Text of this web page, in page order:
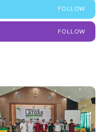
FOLLOW
FOLLOW